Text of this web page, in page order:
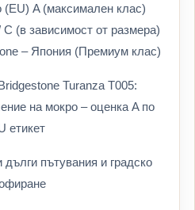
A (максимален клас)
(в зависимост от размера)
– Япония (Премиум клас)
Turanza T005:
на мокро – оценка A по
етикет
пътувания и градско